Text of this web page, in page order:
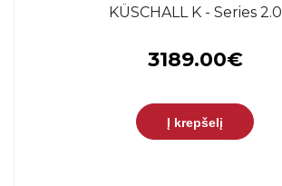
KÜSCHALL K - Series 2.0
3189.00€
Į krepšelį